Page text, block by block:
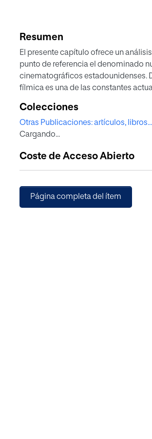
Resumen
El presente capítulo ofrece un
punto de referencia el denominado
cinematográficos estadounidenses.
fílmica es una de las constantes
Colecciones
Otras Publicaciones: artículos, libros...
Cargando...
Coste de Acceso Abierto
Página completa del ítem